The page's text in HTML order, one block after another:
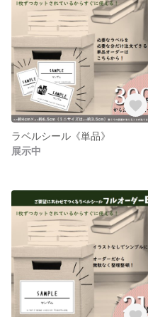
ラベルシール《単品》
展示中